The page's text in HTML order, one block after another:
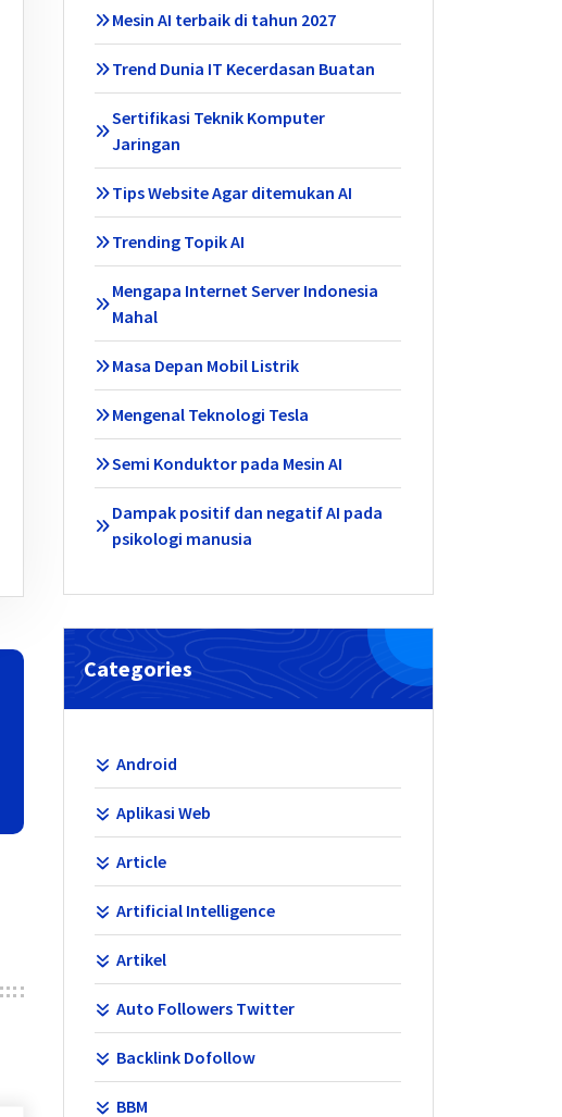
Mesin AI terbaik di tahun 2027
Trend Dunia IT Kecerdasan Buatan
Sertifikasi Teknik Komputer
Jaringan
Tips Website Agar ditemukan AI
Trending Topik AI
Mengapa Internet Server Indonesia
Mahal
Masa Depan Mobil Listrik
Mengenal Teknologi Tesla
Semi Konduktor pada Mesin AI
Dampak positif dan negatif AI pada
psikologi manusia
Categories
Android
Aplikasi Web
Article
Artificial Intelligence
Artikel
Auto Followers Twitter
Backlink Dofollow
BBM